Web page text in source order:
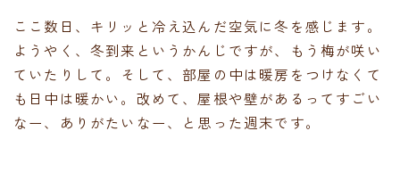
ここ数日、キリッと冷え込んだ空気に冬を感じます。
ようやく、冬到来というかんじですが、もう梅が咲い
ていたりして。そして、部屋の中は暖房をつけなくて
も日中は暖かい。改めて、屋根や壁があるってすごい
なー、ありがたいなー、と思った週末です。